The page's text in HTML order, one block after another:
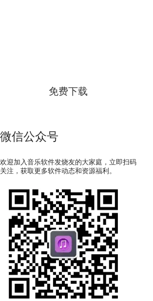
免费下载
微信公众号
欢迎加入音乐软件发烧友的大家庭，立即扫码
关注，获取更多软件动态和资源福利。